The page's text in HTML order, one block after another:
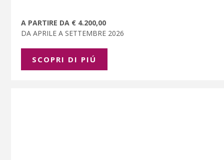
A PARTIRE DA € 4.200,00
DA APRILE A SETTEMBRE 2026
SCOPRI DI PIÚ